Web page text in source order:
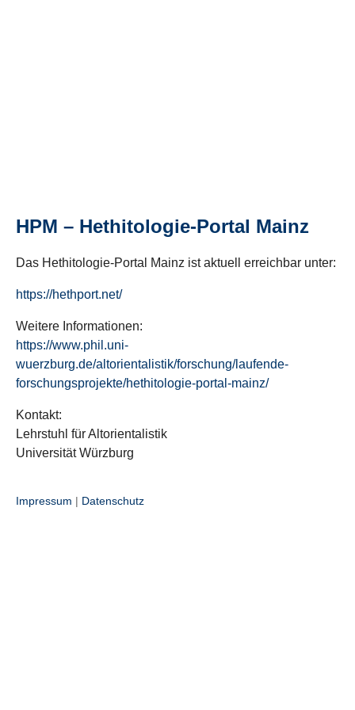
HPM – Hethitologie-Portal Mainz
Das Hethitologie-Portal Mainz ist aktuell erreichbar unter:
https://hethport.net/
Weitere Informationen:
https://www.phil.uni-
wuerzburg.de/altorientalistik/forschung/laufende-
forschungsprojekte/hethitologie-portal-mainz/
Kontakt:
Lehrstuhl für Altorientalistik
Universität Würzburg
Impressum | Datenschutz